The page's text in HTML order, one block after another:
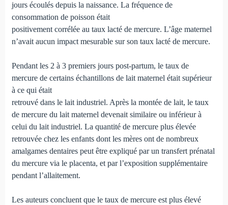
jours écoulés depuis la naissance. La fréquence de
consommation de poisson était
positivement corrélée au taux lacté de mercure. L’âge maternel
n’avait aucun impact mesurable sur son taux lacté de mercure.
Pendant les 2 à 3 premiers jours post-partum, le taux de
mercure de certains échantillons de lait maternel était supérieur
à ce qui était
retrouvé dans le lait industriel. Après la montée de lait, le taux
de mercure du lait maternel devenait similaire ou inférieur à
celui du lait industriel. La quantité de mercure plus élevée
retrouvée chez les enfants dont les mères ont de nombreux
amalgames dentaires peut être expliqué par un transfert prénatal
du mercure via le placenta, et par l’exposition supplémentaire
pendant l’allaitement.
Les auteurs concluent que le taux de mercure est plus élevé